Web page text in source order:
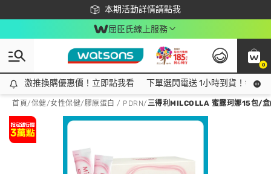
本期活動詳情請點我
下載app最高回饋$350
屈臣氏線上服務
0
激推換購優惠價！立即點我看
激推換購優惠價！立即點我看 下單選閃電送 1小時到貨！領神
首頁/保健/女性保健/膠原蛋白 / PDRN/三得利MILCOLLA 蜜露珂娜15包/